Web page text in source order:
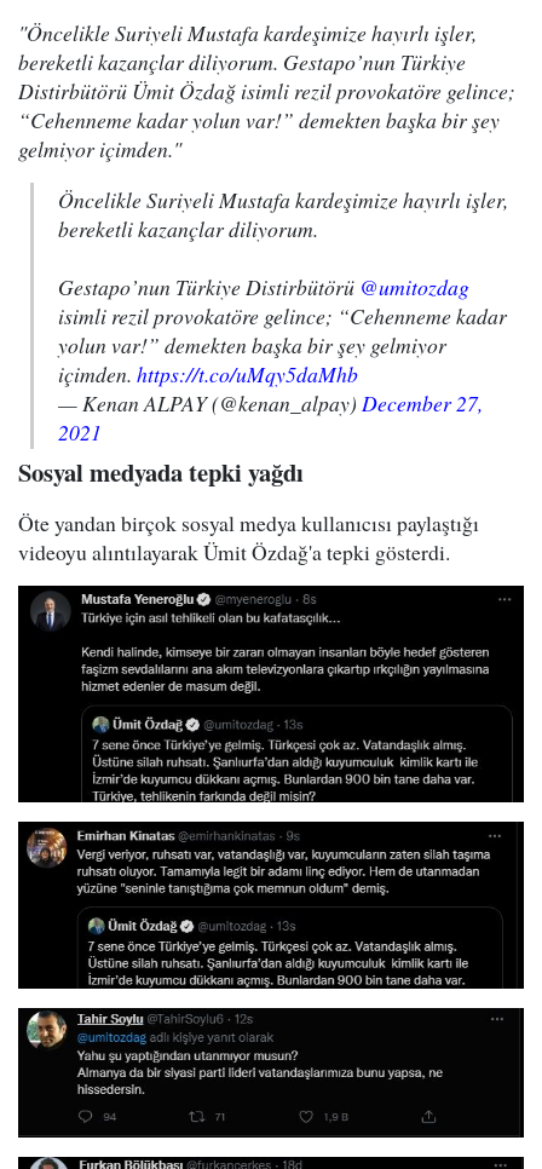
"Öncelikle Suriyeli Mustafa kardeşimize hayırlı işler,
bereketli kazançlar diliyorum. Gestapo’nun Türkiye
Distirbütörü Ümit Özdağ isimli rezil provokatöre gelince;
“Cehenneme kadar yolun var!” demekten başka bir şey
gelmiyor içimden."
Öncelikle Suriyeli Mustafa kardeşimize hayırlı işler,
bereketli kazançlar diliyorum.
Gestapo’nun Türkiye Distirbütörü @umitozdag
isimli rezil provokatöre gelince; “Cehenneme kadar
yolun var!” demekten başka bir şey gelmiyor
içimden. https://t.co/uMqy5daMhb
— Kenan ALPAY (@kenan_alpay) December 27,
2021
Sosyal medyada tepki yağdı
Öte yandan birçok sosyal medya kullanıcısı paylaştığı
videoyu alıntılayarak Ümit Özdağ'a tepki gösterdi.